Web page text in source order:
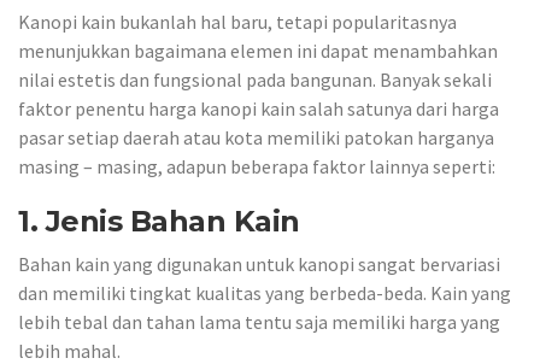
Kanopi kain bukanlah hal baru, tetapi popularitasnya
menunjukkan bagaimana elemen ini dapat menambahkan
nilai estetis dan fungsional pada bangunan. Banyak sekali
faktor penentu harga kanopi kain salah satunya dari harga
pasar setiap daerah atau kota memiliki patokan harganya
masing – masing, adapun beberapa faktor lainnya seperti:
1. Jenis Bahan Kain
Bahan kain yang digunakan untuk kanopi sangat bervariasi
dan memiliki tingkat kualitas yang berbeda-beda. Kain yang
lebih tebal dan tahan lama tentu saja memiliki harga yang
lebih mahal.